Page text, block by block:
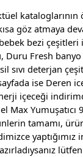
kataloglarının
göz atmaya
bezi
Duru Fresh
sıvı deterjan
ise Deren
içeceği
Max Yumuşatıcı
tamamı,